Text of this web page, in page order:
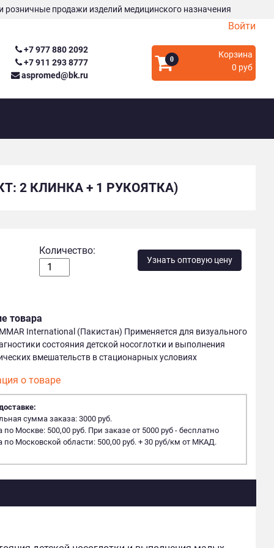
розничные продажи изделий медицинского назначения
Войти
+7 977 880 2092
+7 911 293 8777
aspromed@bk.ru
0
Корзина
0 руб
2 КЛИНКА + 1 РУКОЯТКА)
Количество:
Узнать оптовую цену
товара
International (Пакистан) Применяется для визуального
состояния детской носоглотки и выполнения
вмешательств в стационарных условиях
о товаре
сумма заказа: 3000 руб.
по Москве: 500,00 руб. При заказе от 5000 руб - бесплатно
по Московской области: 500,00 руб. + 30 руб/км от МКАД.